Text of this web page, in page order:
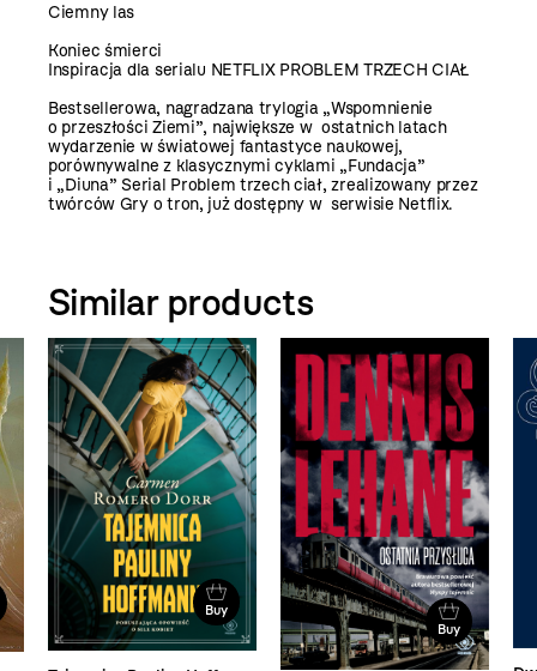
Ciemny las
Koniec śmierci
Inspiracja dla serialu NETFLIX PROBLEM TRZECH CIAŁ
Bestsellerowa, nagradzana trylogia „Wspomnienie
o przeszłości Ziemi”, największe w ostatnich latach
wydarzenie w światowej fantastyce naukowej,
porównywalne z klasycznymi cyklami „Fundacja”
i „Diuna” Serial Problem trzech ciał, zrealizowany przez
twórców Gry o tron, już dostępny w serwisie Netflix.
Similar products
Buy
Buy